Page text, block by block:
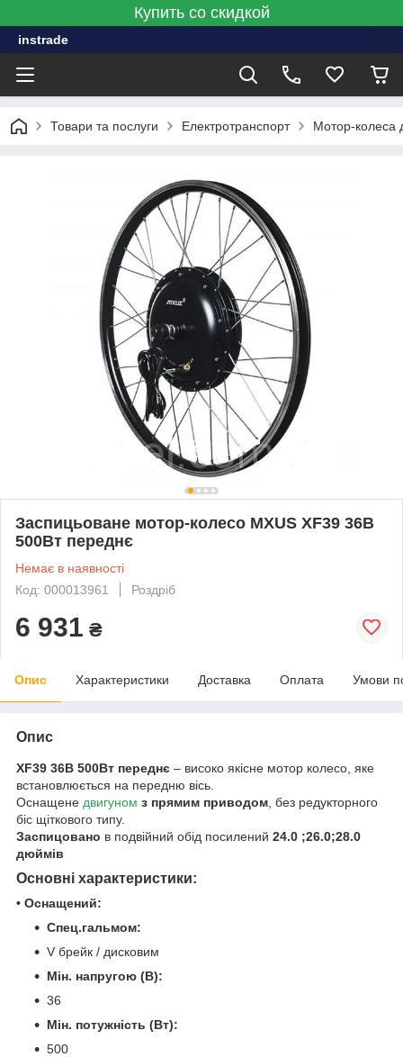
Купить со скидкой
instrade
Товари та послуги Електротранспорт Мотор-колеса
Заспицьоване мотор-колесо MXUS XF39 36В
500Вт переднє
Немає в наявності
Код: 000013961
Роздріб
6 931 ₴
Опис Характеристики Доставка Оплата Умови
Опис
XF39 36В 500Вт переднє – високо якісне мотор колесо, яке
встановлюється на передню вісь.
Оснащене двигуном з прямим приводом , без редукторного
біс щіткового типу.
Заспицовано в подвійний обід посилений 24.0 ;26.0;28.0
дюймів
Основні характеристики:
• Оснащений:
Спец.гальмом:
V брейк / дисковим
Мін. напругою (В):
36
Мін. потужність (Вт):
500